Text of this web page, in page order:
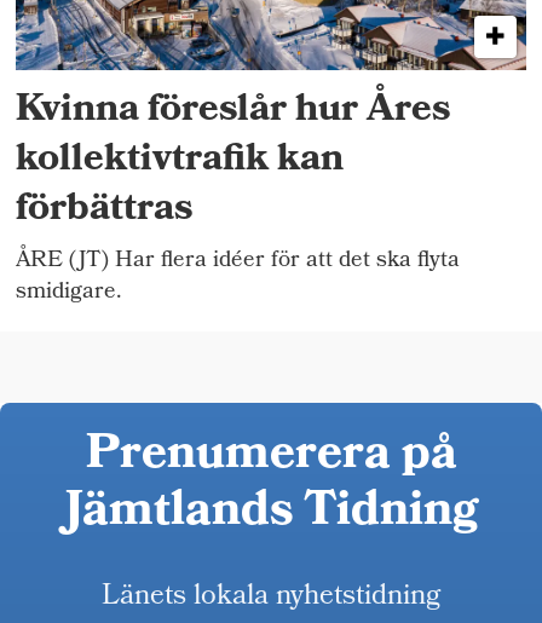
Kvinna föreslår hur Åres
kollektivtrafik kan
förbättras
ÅRE (JT) Har flera idéer för att det ska flyta
smidigare.
Prenumerera på
Jämtlands Tidning
Länets lokala nyhetstidning